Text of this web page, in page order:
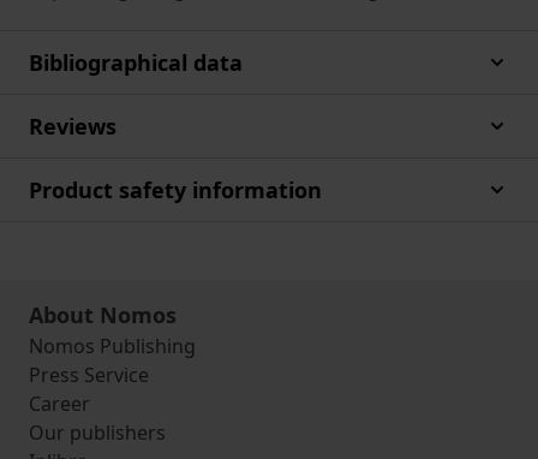
Bibliographical data
Reviews
Product safety information
About Nomos
Nomos Publishing
Press Service
Career
Our publishers